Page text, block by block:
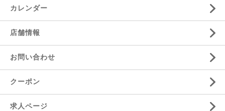
カレンダー
店舗情報
お問い合わせ
クーポン
求人ページ